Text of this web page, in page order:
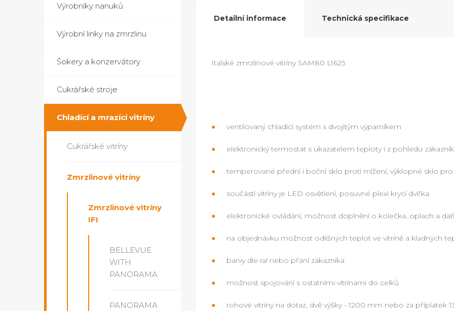
Výrobníky nanuků
Výrobní linky na zmrzlinu
Šokery a konzervátory
Cukrářské stroje
Chladící a mrazící vitríny
Cukrářské vitríny
Zmrzlinové vitríny
Zmrzlinové vitríny
IFI
BELLEVUE
WITH
PANORAMA
PANORAMA
Detailní informace Technická specifikace
Italské zmrzlinové vitríny SAM80 L1625
ventilovaný chladící systém s dvojitým výparníkem
elektronický termostat s ukazatelem teploty i z pohledu
temperované přední i boční sklo proti mlžení, výklopné sklo
součástí vitríny je LED osvětlení, posuvné plexi krycí dvířka
elektronické ovládání, možnost doplnění o kolečka, oplach a
na objednávku možnost odlišných teplot ve vitríně a kladných
barvy dle ral nebo přání zákazníka
možnost spojování s ostatními vitrínami do celků
rohové vitríny na dotaz, dvě výšky - 1200 mm nebo za příplatek